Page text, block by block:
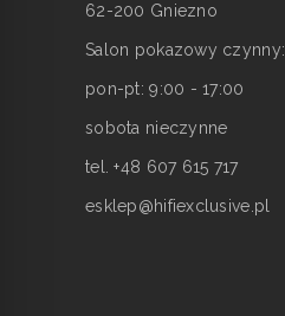
62-200 Gniezno
Salon pokazowy czynny:
pon-pt: 9:00 - 17:00
sobota nieczynne
tel. +48 607 615 717
esklep@hifiexclusive.pl